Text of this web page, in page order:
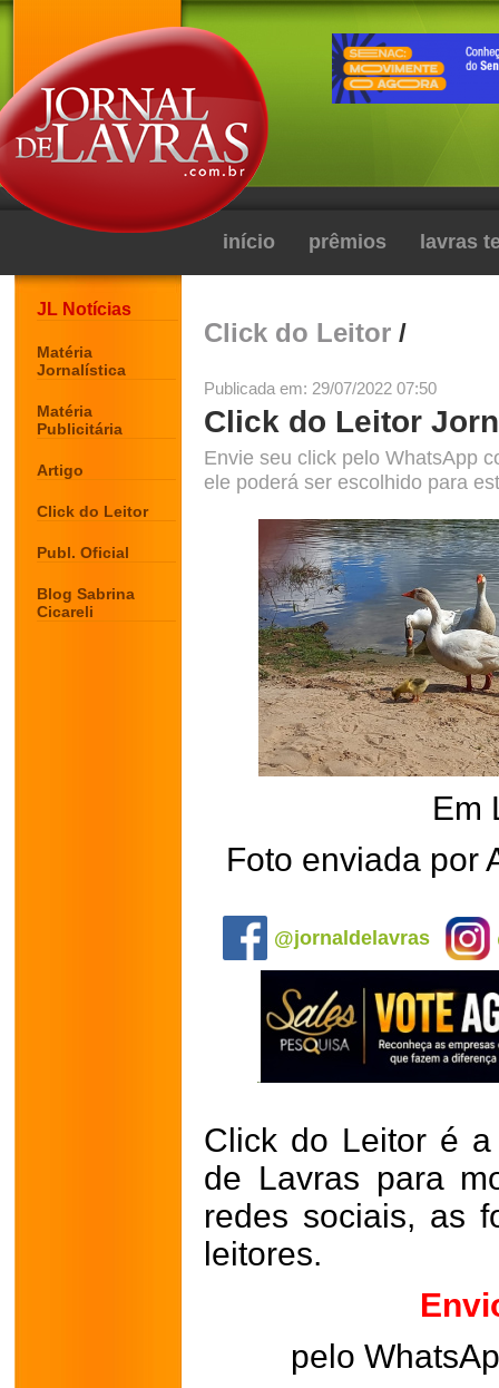
início prêmios lavras
JL Notícias
Matéria
Jornalística
Matéria
Publicitária
Artigo
Click do Leitor
Publ. Oficial
Blog Sabrina
Cicareli
Click do Leitor /
Publicada em: 29/07/2022 07:50
Click do Leitor
Envie seu click pelo WhatsApp
ele poderá ser escolhido para
Em
Foto enviada por
@jornaldelavras
Click do Leitor é
de Lavras para
redes sociais, as
leitores.
pelo